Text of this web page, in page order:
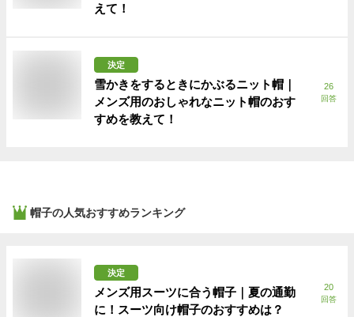
えて！
決定
雪かきをするときにかぶるニット帽｜
メンズ用のおしゃれなニット帽のおす
すめを教えて！
26
回答
帽子の人気おすすめランキング
決定
メンズ用スーツに合う帽子｜夏の通勤
に！スーツ向け帽子のおすすめは？
20
回答